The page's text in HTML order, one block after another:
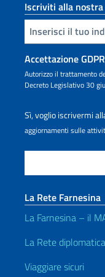
Iscriviti alla
Inserisci la tua email
Accettazione GDPR
Autorizzo il trattamento
Decreto Legislativo 30
Sì, voglio iscrivermi
aggiornamenti sulle
La Rete Farnesina
La Farnesina – il
La Rete diplomatica
Viaggiare sicuri